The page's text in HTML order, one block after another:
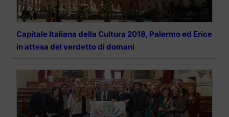
Capitale Italiana della Cultura 2018, Palermo ed Erice
in attesa del verdetto di domani